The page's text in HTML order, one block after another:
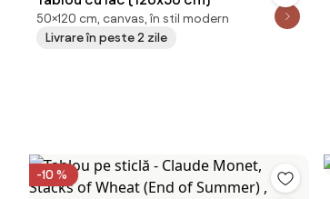
50×120 cm, canvas, în stil modern
Livrare în peste 2 zile
-10 %